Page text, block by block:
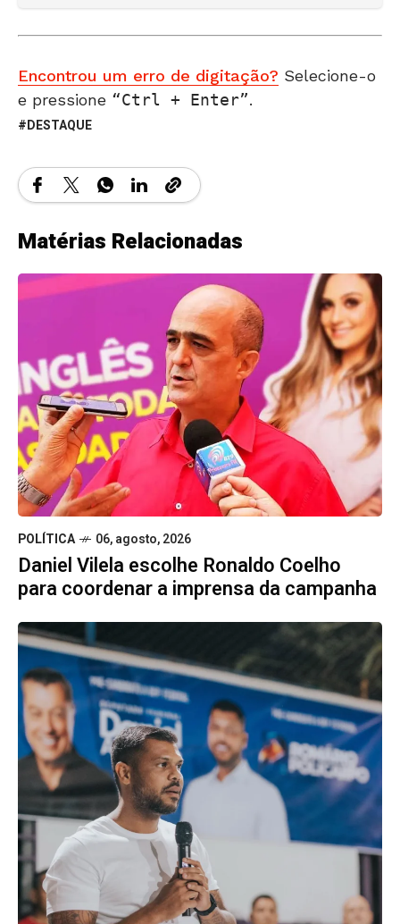
Encontrou um erro de digitação? Selecione-o
e pressione
Ctrl + Enter .
DESTAQUE
Matérias Relacionadas
POLÍTICA 06, agosto, 2026
Daniel Vilela escolhe Ronaldo Coelho
para coordenar a imprensa da campanha